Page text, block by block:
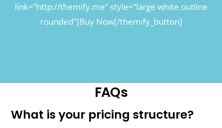
link=”http://themify.me” style=”large white outline
rounded”]Buy Now[/themify_button]
FAQs
What is your pricing structure?